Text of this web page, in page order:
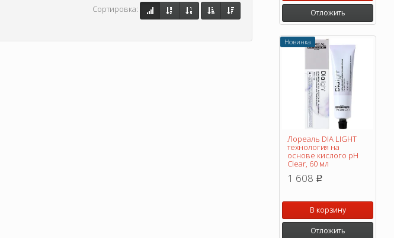
Сортировка: Отложить
Новинка
Лореаль DIA LIGHT
технология на
основе кислого pH
Clear, 60 мл
1 608 p
В корзину
Отложить